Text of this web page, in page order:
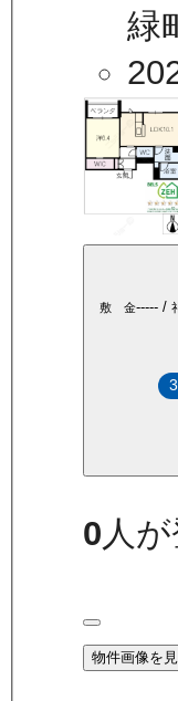
緑
敷 金-----/
0 人
物件画像を